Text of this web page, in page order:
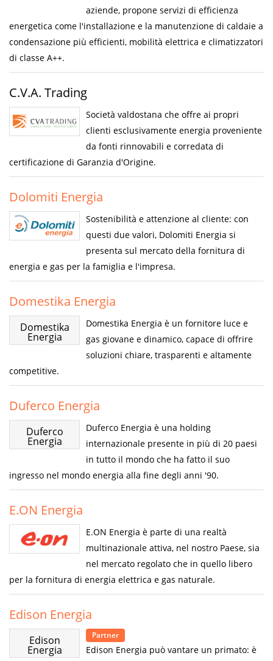
aziende, propone servizi di efficienza
energetica come l'installazione e la manutenzione di caldaie a
condensazione più efficienti, mobilità elettrica e climatizzatori
di classe A++.
C.V.A. Trading
Società valdostana che offre ai propri
clienti esclusivamente energia proveniente
da fonti rinnovabili e corredata di
certificazione di Garanzia d'Origine.
Dolomiti Energia
Sostenibilità e attenzione al cliente: con
questi due valori, Dolomiti Energia si
presenta sul mercato della fornitura di
energia e gas per la famiglia e l'impresa.
Domestika Energia
Domestika
Energia
Domestika Energia è un fornitore luce e
gas giovane e dinamico, capace di offrire
soluzioni chiare, trasparenti e altamente
competitive.
Duferco Energia
Duferco
Energia
Duferco Energia è una holding
internazionale presente in più di 20 paesi
in tutto il mondo che ha fatto il suo
ingresso nel mondo energia alla fine degli anni '90.
E.ON Energia
E.ON Energia è parte di una realtà
multinazionale attiva, nel nostro Paese, sia
nel mercato regolato che in quello libero
per la fornitura di energia elettrica e gas naturale.
Edison Energia
Partner
Edison
Energia
Edison Energia può vantare un primato: è